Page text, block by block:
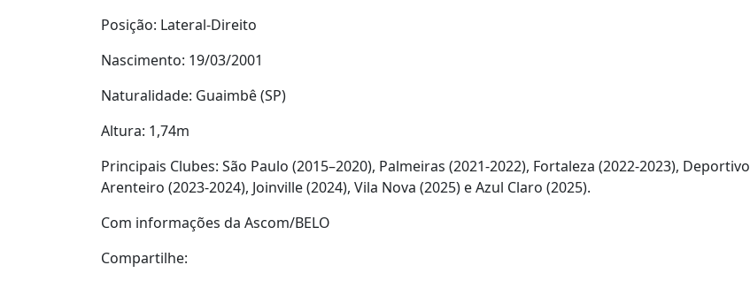
Posição: Lateral-Direito
Nascimento: 19/03/2001
Naturalidade: Guaimbê (SP)
Altura: 1,74m
Principais Clubes: São Paulo (2015–2020), Palmeiras (2021-2022), Fortaleza (2022-2023), Deportivo
Arenteiro (2023-2024), Joinville (2024), Vila Nova (2025) e Azul Claro (2025).
Com informações da Ascom/BELO
Compartilhe: